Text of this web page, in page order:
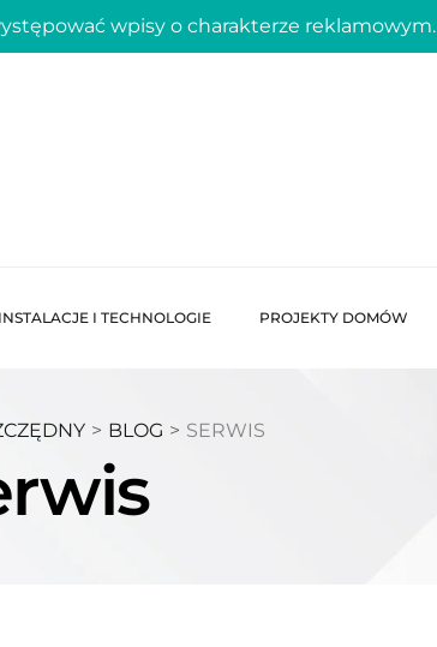
wpisy o charakterze reklamowym.
INSTALACJE I TECHNOLOGIE PROJEKTY DOMÓW
> BLOG > SERWIS